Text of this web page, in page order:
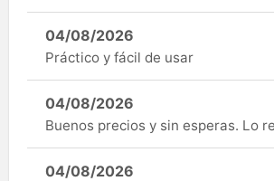
04/08/2026
Práctico y fácil de usar
04/08/2026
Buenos precios y sin esperas. Lo
04/08/2026